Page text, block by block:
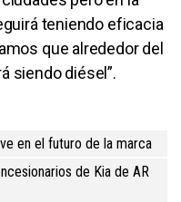
teniendo eficacia
que alrededor del
siendo diésel”.
en el futuro de la marca
de Kia de AR